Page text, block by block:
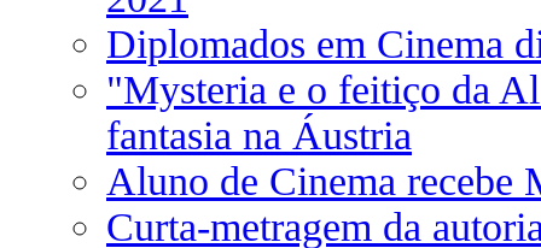
Diplomados em Cinema
"Mysteria e o feitiço da
fantasia na Áustria
Aluno de Cinema recebe
Curta-metragem da